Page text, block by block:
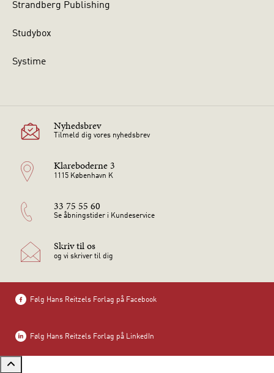
Strandberg Publishing
Studybox
Systime
Nyhedsbrev
Tilmeld dig vores nyhedsbrev
Klareboderne 3
1115 København K
33 75 55 60
Se åbningstider i Kundeservice
Skriv til os
og vi skriver til dig
Følg Hans Reitzels Forlag på Facebook
Følg Hans Reitzels Forlag på LinkedIn